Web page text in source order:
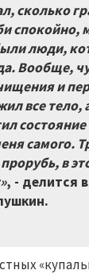
сколько
спокойно,
люди,
Вообще,
и
все тело,
состояние
самого.
в
, - делится